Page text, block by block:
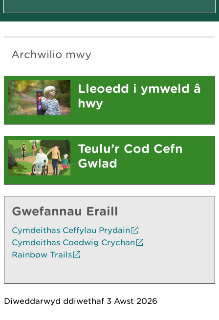
Archwilio mwy
Lleoedd i ymweld â
hwy
Teulu’r Cod Cefn
Gwlad
Gwefannau Eraill
Cymdeithas Ceffylau Prydain
Cymdeithas Coedwig Crychan
Rainbow Trails
Diweddarwyd ddiwethaf 3 Awst 2026